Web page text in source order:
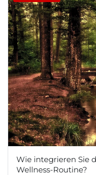
Wie integrieren Sie
Wellness-Routine?